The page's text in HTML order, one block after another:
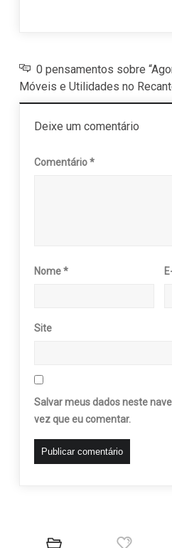
0 pensamentos sobre
Móveis e Utilidades no
Deixe um comentário
Comentário*
Nome*
Site
Salvar meus dados neste
vez que eu comentar.